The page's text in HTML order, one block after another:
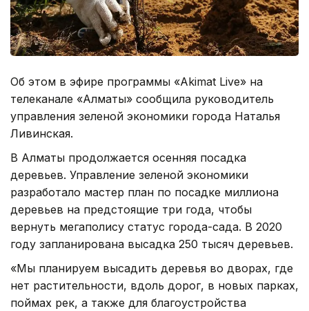
Об этом в эфире программы «Akimat Live» на
телеканале «Алматы» сообщила руководитель
управления зеленой экономики города Наталья
Ливинская.
В Алматы продолжается осенняя посадка
деревьев. Управление зеленой экономики
разработало мастер план по посадке миллиона
деревьев на предстоящие три года, чтобы
вернуть мегаполису статус города-сада. В 2020
году запланирована высадка 250 тысяч деревьев.
«Мы планируем высадить деревья во дворах, где
нет растительности, вдоль дорог, в новых парках,
поймах рек, а также для благоустройства